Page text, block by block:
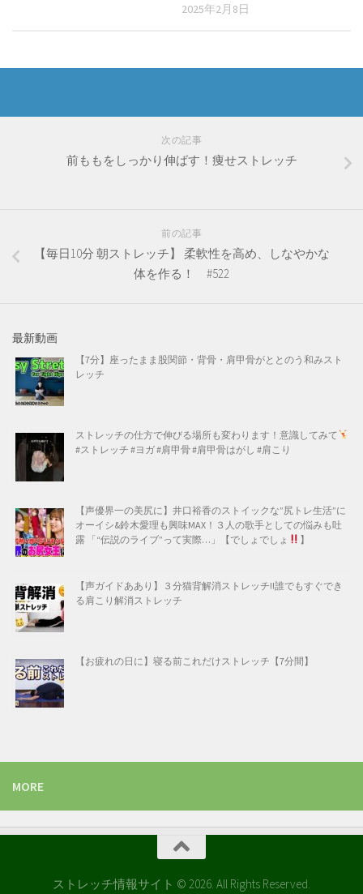
2025年2月8日
次の記事
前ももをしっかり伸ばす！痩せストレッチ
前の記事
【毎日10分 朝ストレッチ】 柔軟性を高め、しなやかな
体を作る！ #522
最新動画
【7分】座ったまま股関節・背骨・肩甲骨がととのう和みスト
レッチ
ストレッチの仕方で伸びる場所も変わります！意識してみて
#ストレッチ #ヨガ #肩甲骨 #肩甲骨はがし #肩こり
【声優界一の美尻に】井口裕香のストイックな”尻トレ生活”に
オーイシ&鈴木愛理も興味MAX！３人の歌手としての悩みも吐
露 「“伝説のライブ”って実際…」【でしょでしょ
】
【声ガイドああり】３分猫背解消ストレッチ!!誰でもすぐでき
る肩こり解消ストレッチ
【お疲れの日に】寝る前これだけストレッチ【7分間】
MORE
ストレッチ情報サイト © 2026. All Rights Reserved.